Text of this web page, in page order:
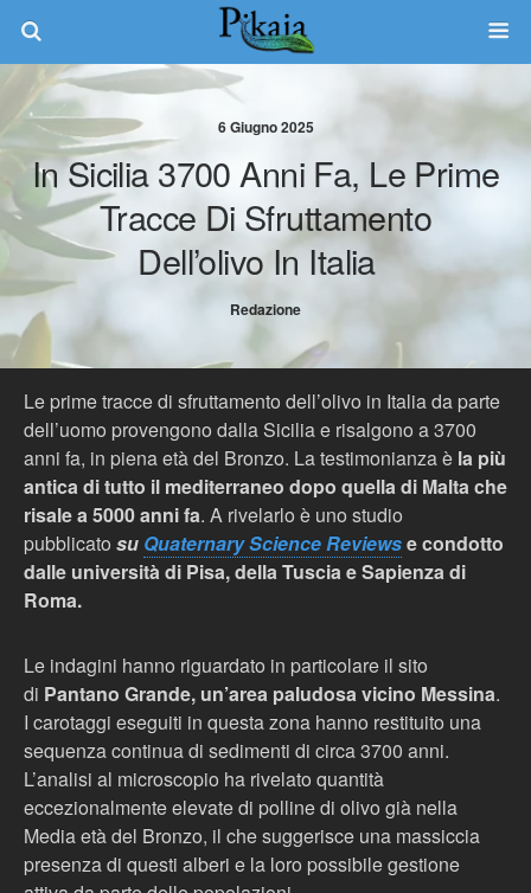
6 Giugno 2025
In Sicilia 3700 Anni Fa, Le Prime
Tracce Di Sfruttamento
Dell’olivo In Italia
Redazione
Le prime tracce di sfruttamento dell’olivo in Italia da parte
dell’uomo provengono dalla Sicilia e risalgono a 3700
anni fa, in piena età del Bronzo. La testimonianza è la più
antica di tutto il mediterraneo dopo quella di Malta che
risale a 5000 anni fa. A rivelarlo è uno studio
pubblicato su Quaternary Science Reviewse condotto
dalle università di Pisa, della Tuscia e Sapienza di
Roma.
Le indagini hanno riguardato in particolare il sito
di Pantano Grande, un’area paludosa vicino Messina.
I carotaggi eseguiti in questa zona hanno restituito una
sequenza continua di sedimenti di circa 3700 anni.
L’analisi al microscopio ha rivelato quantità
eccezionalmente elevate di polline di olivo già nella
Media età del Bronzo, il che suggerisce una massiccia
presenza di questi alberi e la loro possibile gestione